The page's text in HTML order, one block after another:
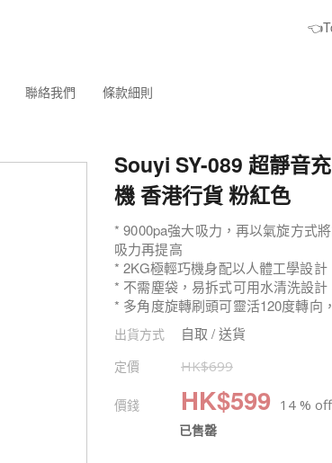
聯絡我們 條款細則
Souyi SY-089 超靜音
機 香港行貨 粉紅色
* 9000pa強大吸力，再以氣旋方式
吸力再提高
* 2KG極輕巧機身配以人體工學設
* 不需塵袋，易拆式可用水清洗設
* 多角度旋轉刷頭可靈活120度轉向
出貨方式 自取 / 送貨
定價 HK$699
價錢 HK$599 14 % off
已售罄